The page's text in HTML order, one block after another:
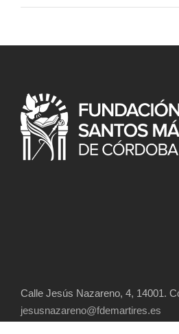
Calle Jesús Nazareno, 4, 14001.
jesusnazareno@fdemartires.es